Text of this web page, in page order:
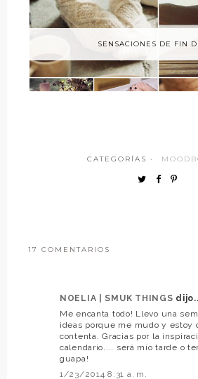
SENSACIONES DE FIN
CATEGORÍAS ·
17 COMENTARIOS
NOELIA | SMUK THINGS
Me encanta todo! Llevo una
ideas porque me mudo y estoy
contenta. Gracias por la
calendario.... será mío tarde o
guapa!
1/23/2014 8:31 a. m.